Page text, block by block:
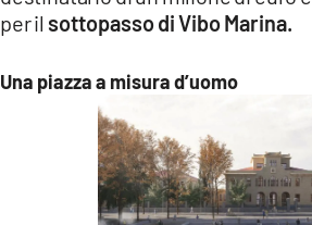
per il sottopasso di Vibo Marina.
Una piazza a misura d’uomo